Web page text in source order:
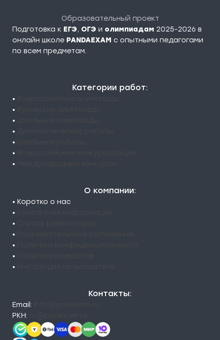
Образовательный проект
Подготовка к ЕГЭ, ОГЭ и олимпиадам 2025-2026 в
онлайн школе PANDAEXAM c опытными педагогами
по всем предметам.
Категории работ:
•
•
•
•
•
•
•
О компании:
• Коротко о нас
•
•
•
•
•
•
Контакты:
Email:
РКН: